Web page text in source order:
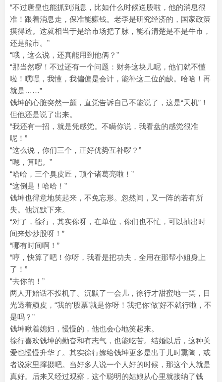
“不过唐皇也能抓到消息，比如什么时候送股啦，他的消息很
准！跟着消息走，保准能赚钱。老李是研究经济的，国家政策
摸得透。这就相当于是给市场把了脉，能看清楚是不是牛市，
还是熊市。”
“哦，这么说，还真能用到他俩？”
“那当然啰！不过还有一个问题：财务这块儿呢，他们就不懂
啦！嘿嘿，我懂，我偏偏是会计，能补这二位的缺。哈哈！再
就是……”
钱坤的心脏突然一颤，直觉告诉自己不能说了，这是“天机”！
但他还是说了出来。
“我还有一招，就是凭感觉。不瞒你说，我看盘的感觉很准
呢！”
“这么说，你们三个，正好优势互补啰？”
“嗯，算吧。”
“哈哈，三个臭皮匠，顶个诸葛亮啦！”
“这倒是！哈哈！”
钱坤也得意地笑起来，不免忘形。忽然间，又一阵的若有所
失。他沉默下来。
“对了，徐行，其实你呀，在单位，你们也不忙，可以抽出时
间来炒炒股呀！”
“哪有时间啊！”
“哼，快算了吧！你呀，我看是把功夫，全用在那帮小姐身上
了！”
“去你的！”
两人开始话不投机了。沉默了一会儿，徐行才甜蜜地一笑，目
光透着顽皮，“我的‘股票’就是你呀！我把你‘做’好不就行啦，不
是吗？”
钱坤瞅着媳妇，慢慢的，他也会心地笑起来。
徐行喜欢钱坤的勤奋和有志气，也能吃苦。结婚以后，这种关
爱也慢慢升华了。其实徐行嫁给钱坤更多是出于儿时熏陶，或
者说家里撺掇吧。当好多人说一个人好的时候，那这个人就是
真好。后来又经过观察，这个聪明的姑娘从心里就接纳了钱